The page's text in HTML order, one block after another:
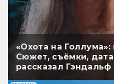
«Охота на Голлума»:
Сюжет, съёмки,
рассказал Гэндальф